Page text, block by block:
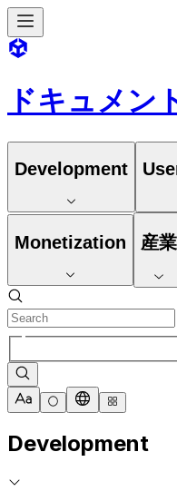
ドキュメン
Development
Monetization 産業
Development